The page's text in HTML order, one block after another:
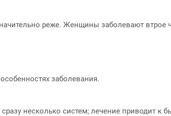
реже. Женщины заболевают
заболевания.
несколько систем; лечение приводит к